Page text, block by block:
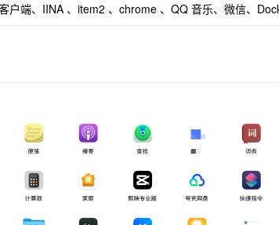
户端、IINA 、item2 、chrome 、QQ 音乐、微信、